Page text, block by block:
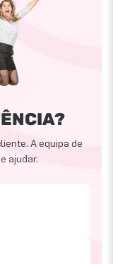
A equipa de
ajudar.